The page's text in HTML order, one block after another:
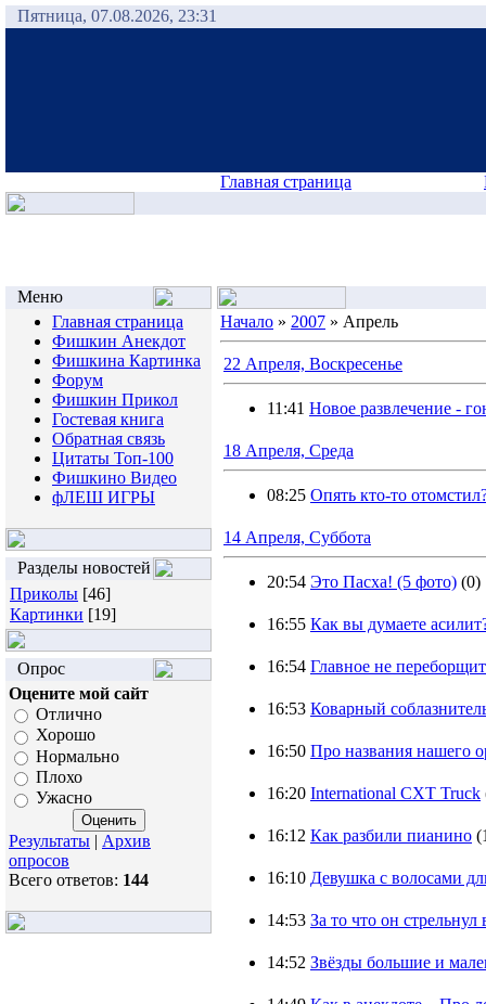
Пятница, 07.08.2026, 23:31
Главная страница
Меню
Главная страница
Фишкин Анекдот
Фишкина Картинка
Форум
Фишкин Прикол
Гостевая книга
Обратная связь
Цитаты Топ-100
Фишкино Видео
фЛЕШ ИГРЫ
Разделы новостей
Приколы [46]
Картинки [19]
Опрос
Оцените мой сайт
Отлично
Хорошо
Нормально
Плохо
Ужасно
Результаты | Архив
опросов
Всего ответов: 144
Начало » 2007 » Апрель
22 Апреля, Воскресенье
11:41 Новое развлечение -
18 Апреля, Среда
08:25 Опять кто-то
14 Апреля, Суббота
20:54 Это Пасха! (5 фото) (0)
16:55 Как вы думаете
16:54 Главное не
16:53 Коварный
16:50 Про названия нашего
16:20 International CXT Truck
16:12 Как разбили пианино
16:10 Девушка с волосами
14:53 За то что он
14:52 Звёзды большие и